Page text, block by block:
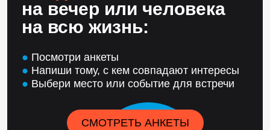
на вечер или человека
на всю жизнь:
● Посмотри анкеты
● Напиши тому, с кем совпадают интересы
● Выбери место или событие для встречи
СМОТРЕТЬ АНКЕТЫ